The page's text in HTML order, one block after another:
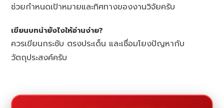
ช่วยกำหนดเป้าหมายและทิศทางของงานวิจัยครับ
เขียนบทนำยังไงให้อ่านง่าย?
ควรเขียนกระชับ ตรงประเด็น และเชื่อมโยงปัญหากับ
วัตถุประสงค์ครับ